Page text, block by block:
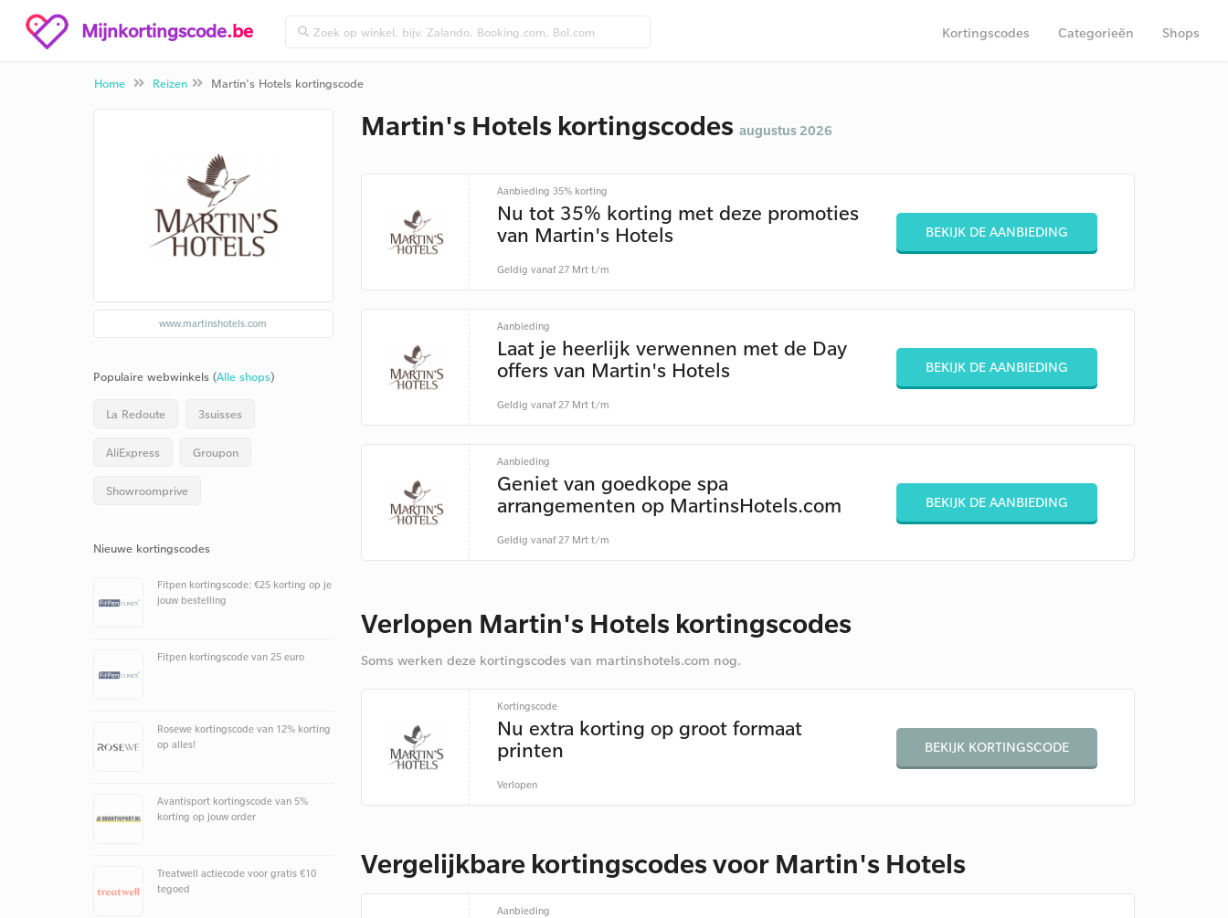
Mijnkortingscode.be Kortingscodes Categorieën Shops
Home Reizen Martin's Hotels kortingscode
Martin's Hotels kortingscodes augustus 2026
Aanbieding 35% korting
Nu tot 35% korting met deze promoties
van Martin's Hotels
Geldig vanaf 27 Mrt t/m
BEKIJK DE AANBIEDING
Aanbieding
Laat je heerlijk verwennen met de Day
offers van Martin's Hotels
Geldig vanaf 27 Mrt t/m
BEKIJK DE AANBIEDING
Aanbieding
Geniet van goedkope spa
arrangementen op MartinsHotels.com
Geldig vanaf 27 Mrt t/m
BEKIJK DE AANBIEDING
Verlopen Martin's Hotels kortingscodes
Soms werken deze kortingscodes van martinshotels.com nog.
Kortingscode
Nu extra korting op groot formaat
printen
Verlopen
BEKIJK KORTINGSCODE
Vergelijkbare kortingscodes voor Martin's Hotels
Aanbieding
www.martinshotels.com
Populaire webwinkels (Alle shops)
La Redoute 3suisses
AliExpress Groupon
Showroomprive
Nieuwe kortingscodes
Fitpen kortingscode: €25 korting op je
jouw bestelling
Fitpen kortingscode van 25 euro
Rosewe kortingscode van 12% korting
op alles!
Avantisport kortingscode van 5%
korting op jouw order
Treatwell actiecode voor gratis €10
tegoed